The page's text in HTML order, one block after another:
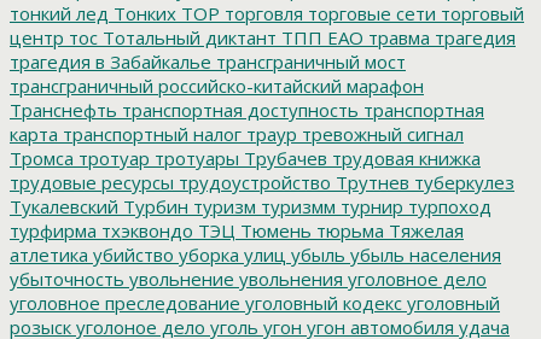
тонкий лед Тонких ТОР торговля торговые сети торговый
центр тос Тотальный диктант ТПП ЕАО травма трагедия
трагедия в Забайкалье трансграничный мост
трансграничный российско-китайский марафон
Транснефть транспортная доступность транспортная
карта транспортный налог траур тревожный сигнал
Тромса тротуар тротуары Трубачев трудовая книжка
трудовые ресурсы трудоустройство Трутнев туберкулез
Тукалевский Турбин туризм туризмм турнир турпоход
турфирма тхэквондо ТЭЦ Тюмень тюрьма Тяжелая
атлетика убийство уборка улиц убыль убыль населения
убыточность увольнение увольнения уголовное дело
уголовное преследование уголовный кодекс уголовный
розыск уголоное дело уголь угон угон автомобиля удача